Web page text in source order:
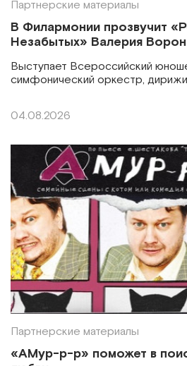
Партнерские материалы
В Филармонии прозвучит
Незабытых» Валерия
Выступает Всероссийский
симфонический оркестр,
04.08.2026
Партнерские материалы
«АМур-р-р» поможет в